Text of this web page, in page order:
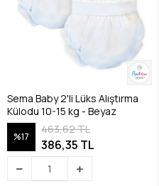
Sema Baby 2'li Lüks Alıştırma
Külodu 10-15 kg - Beyaz
%17
463,62 TL
386,35 TL